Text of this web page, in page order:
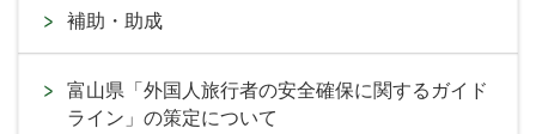
補助・助成
富山県「外国人旅行者の安全確保に関するガイド
ライン」の策定について